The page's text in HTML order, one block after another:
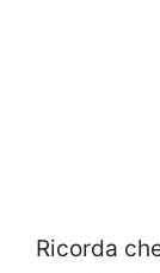
Ricorda